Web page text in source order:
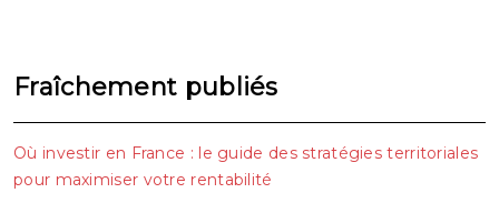
Fraîchement publiés
Où investir en France : le guide des stratégies territoriales
pour maximiser votre rentabilité